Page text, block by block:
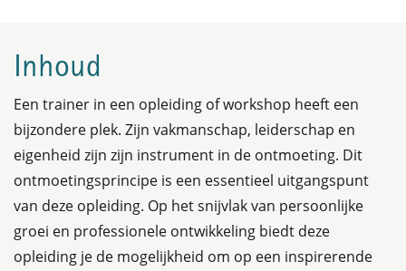
Inhoud
Een trainer in een opleiding of workshop heeft een
bijzondere plek. Zijn vakmanschap, leiderschap en
eigenheid zijn zijn instrument in de ontmoeting. Dit
ontmoetingsprincipe is een essentieel uitgangspunt
van deze opleiding. Op het snijvlak van persoonlijke
groei en professionele ontwikkeling biedt deze
opleiding je de mogelijkheid om op een inspirerende